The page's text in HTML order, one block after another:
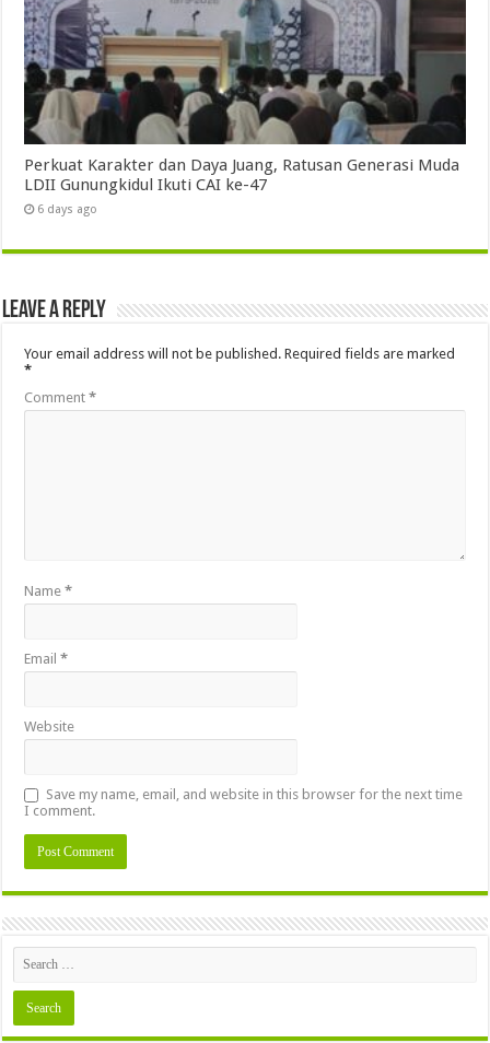
Perkuat Karakter dan Daya Juang, Ratusan Generasi Muda
LDII Gunungkidul Ikuti CAI ke-47
6 days ago
Leave a Reply
Your email address will not be published. Required fields are marked
*
Comment*
Name*
Email*
Website
Save my name, email, and website in this browser for the next time
I comment.